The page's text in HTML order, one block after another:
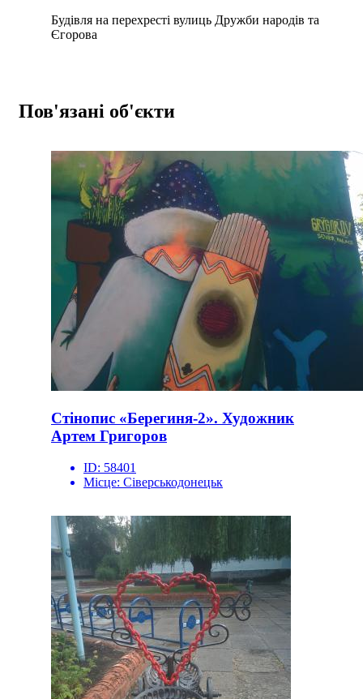
Будівля на перехресті вулиць Дружби народів та
Єгорова
Пов'язані об'єкти
Стінопис «Берегиня-2». Художник
Артем Григоров
ID: 58401
Місце: Сіверськодонецьк